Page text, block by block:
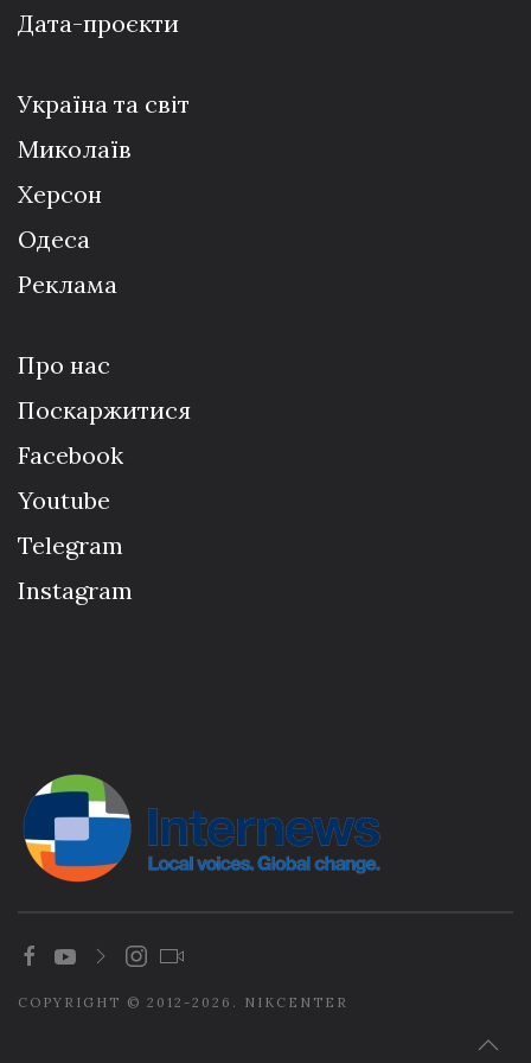
Дата-проєкти
Україна та світ
Миколаїв
Херсон
Одеса
Реклама
Про нас
Поскаржитися
Facebook
Youtube
Telegram
Instagram
COPYRIGHT © 2012-2026. NIKCENTER